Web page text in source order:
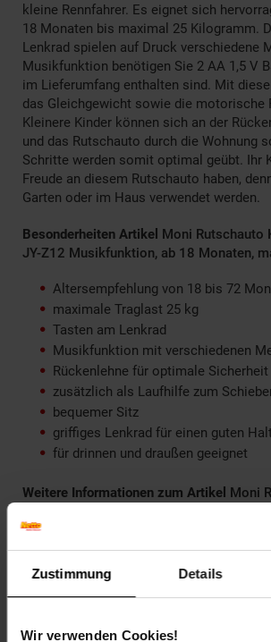
Zustimmung Details
Wir verwenden Cookies!
kleine Rennfahrer. Es eignet sich
18 Monaten bis maximal 25 Kilogramm.
Lenkrad spielen auf Druck verschiedene
Musikfunktion benötigen Sie 2 AA 1,5 V
im Lieferumfang enthalten sind. Mit
das Gleichgewicht sowie die motorische
Kleinere Kinder können sich an der
und das Rutschauto durch die Wohnung
Schritte werden somit optimal geübt. Ihr
Freude an diesem Rutschauto haben,
Garten oder im Haus verwendet werden.
Besonderheiten Artikel Moni Rutschauto
JY-Z12 Musikfunktion, ab 18 Monaten,
Altersempfehlung von 18 bis 72
maximale Traglast 25 kg
Tasten am Lenkrad
Musikfunktion mit verschiedenen
Rückenlehne für optimale Sicherheit
zusätzlich als Laufhilfe zum
bequemer Sitz
griffiges Lenkrad für einen guten Halt
für drinnen und draußen geeignet
Weitere Informationen zum Artikel Moni
max. 25 kg:
Gewicht Rutschauto: 1,4 kg
Produktgröße: 51 x 24 x 36 cm
Versandgewicht: 1,75 kg